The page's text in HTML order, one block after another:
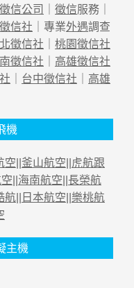
徵信公司 ｜ 徵信服務｜
信社 ｜專業外遇調查
徵信社 ｜ 桃園徵信社
徵信社 ｜ 高雄徵信社
｜ 台中徵信社 ｜ 高雄
機
空 釜山航空
虎航跟
海南航空 長榮航
航 日本航空 樂桃航
主機